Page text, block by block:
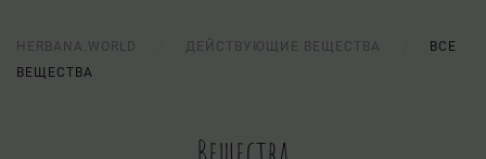
HERBANA.WORLD ДЕЙСТВУЮЩИЕ ВЕЩЕСТВА
ВСЕ
ВЕЩЕСТВА